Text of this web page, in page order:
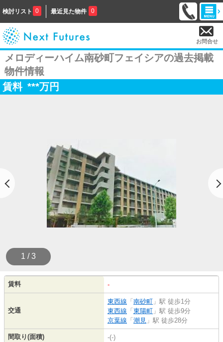
検討リスト 0 最近見た物件 0
お問合せ
メロディーハイム南砂町フェイシアの過去掲載
物件情報
賃料 ***万円
1 / 3
賃料 -
交通
東西線 「 南砂町 」駅 徒歩1分
東西線 「 東陽町 」駅 徒歩9分
京葉線 「 潮見 」駅 徒歩28分
間取り(面積) -(-)